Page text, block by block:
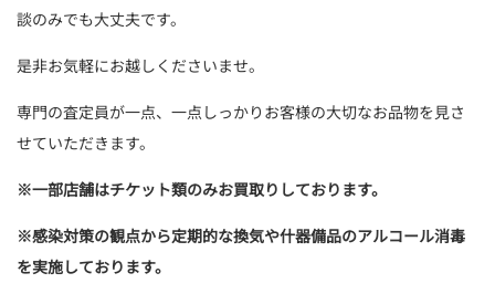
談のみでも大丈夫です。
是非お気軽にお越しくださいませ。
専門の査定員が一点、一点しっかりお客様の大切なお品物を見さ
せていただきます。
※一部店舗はチケット類のみお買取りしております。
※感染対策の観点から定期的な換気や什器備品のアルコール消毒
を実施しております。